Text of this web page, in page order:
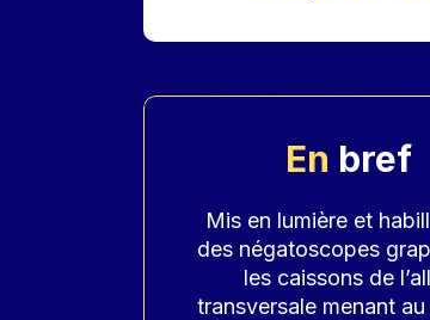
En bref
Accroche
Mis en lumière et
des négatoscopes
les caissons de
transversale menant